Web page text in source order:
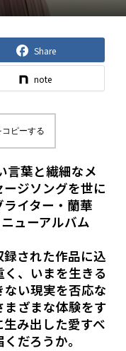
Share
note
ピーする
言葉と繊細なメ
ジソングを世に
イター・蘭華
ューアルバム
された作品に込
、いまを生きる
い現実を否応な
ざまな体験をす
み出した愛すべ
だろうか。